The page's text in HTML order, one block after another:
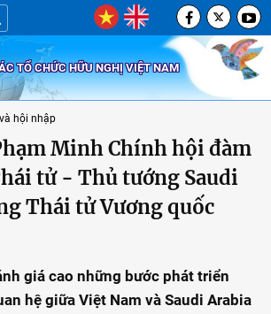
TỔ CHỨC HỮU NGHỊ VIỆT NAM
hội nhập
Minh Chính hội đàm
tử - Thủ tướng Saudi
Thái tử Vương quốc
giá cao những bước phát triển
hệ giữa Việt Nam và Saudi Arabia